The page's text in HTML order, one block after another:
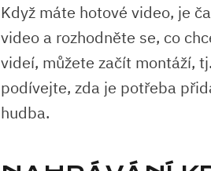
Když máte hotové video, je
video a rozhodněte se, co
videí, můžete začít montáží,
podívejte, zda je potřeba
hudba.